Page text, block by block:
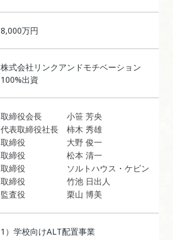
8,000万円
株式会社リンクアンドモチベーション
100%出資
取締役会長
小笹 芳央
代表取締役社長
柿木 秀雄
取締役
大野 俊一
取締役
松本 清一
取締役
ソルトハウス・ケビン
取締役
竹池 日出人
監査役
栗山 博美
1）学校向けALT配置事業